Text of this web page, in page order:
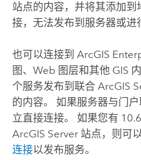
站点的内容，并将其添加
接，无法发布到服务器或进
也可以连接到 ArcGIS
图、Web 图层和其他 GIS
个服务发布到联合 ArcGIS
的内容。 如果服务器与门
立直接连接。 如果您有
ArcGIS Server站点，则可
连接以发布服务。